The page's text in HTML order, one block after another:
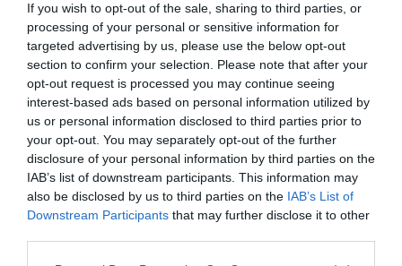
If you wish to opt-out of the sale, sharing to third parties, or
processing of your personal or sensitive information for
targeted advertising by us, please use the below opt-out
section to confirm your selection. Please note that after your
opt-out request is processed you may continue seeing
interest-based ads based on personal information utilized by
us or personal information disclosed to third parties prior to
your opt-out. You may separately opt-out of the further
disclosure of your personal information by third parties on the
IAB’s list of downstream participants. This information may
also be disclosed by us to third parties on the IAB’s List of
Downstream Participants that may further disclose it to other
Ψυχική Υγεία, τηνΕιδική Αγωγή , καθώς και στη
Φροντίδα Ηλικιωμένων. Κάθε έκδοση της
Speechmark αναπτύσσεται, δοκιμάζεται και
αξιολογείται από τους ίδιους τους τελικούς χρήστες
– κορυφαίους θεραπευτές, γιατρούς και
εκπαιδευτικούς – διασφαλίζοντας την παροχή των
καλύτερων δυνατών υπηρεσιών προς κάθε ασθενή ή
μαθητή.
Η παγκόσμια απήχηση της Speechmark οφείλεται
στον έξυπνο σχεδιασμό των προϊόντων της, τα οποία
είναι κατάλληλα για χρήση σε οποιαδήποτε
γλώσσα
, καθώς οι φωτογραφίες και οι
εικονογραφήσεις τους δεν περιέχουν κείμενο. Η
εξαιρετική ποιότητα περιεχομένου, η σαφής
τυπογραφία και οι πεντακάθαρες εικόνες καθιστούν